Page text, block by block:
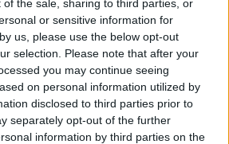
of the sale, sharing to third parties, or
or sensitive information for
us, please use the below opt-out
selection. Please note that after your
you may continue seeing
on personal information utilized by
disclosed to third parties prior to
separately opt-out of the further
information by third parties on the
dat echt wel’
dagen bij Ajax: Blind coacht,
en Ceballos wordt gebeld
Newcastle na gemiste
Ajax